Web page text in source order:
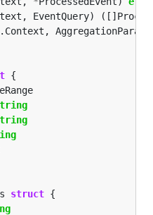
EventQuery)
struct